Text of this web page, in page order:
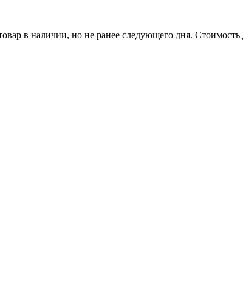
в наличии, но не ранее следующего дня. Стоимость